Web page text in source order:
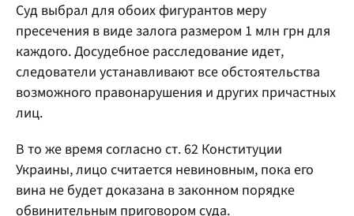
Суд выбрал для обоих фигурантов меру
пресечения в виде залога размером 1 млн грн для
каждого. Досудебное расследование идет,
следователи устанавливают все обстоятельства
возможного правонарушения и других причастных
лиц.
В то же время согласно ст. 62 Конституции
Украины, лицо считается невиновным, пока его
вина не будет доказана в законном порядке
обвинительным приговором суда.